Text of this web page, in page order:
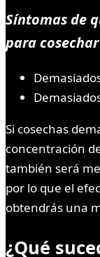
Síntomas de
para cosechar
Si cosechas
concentración
también será
por lo que el
obtendrás una
¿Qué